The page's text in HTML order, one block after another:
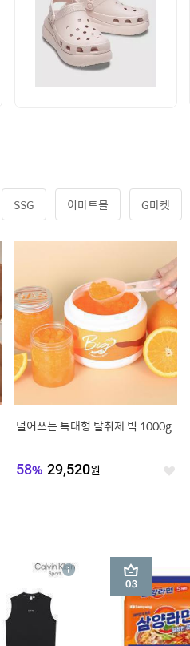
SSG 이마트몰 G마켓
덜어쓰는 특대형 탈취제 빅 1000g
58% 29,520원 좋
상
3